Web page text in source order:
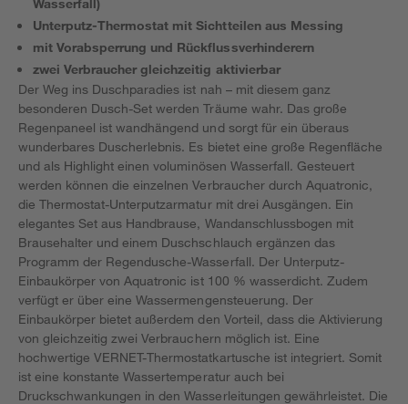
Wasserfall)
Unterputz-Thermostat mit Sichtteilen aus Messing
mit Vorabsperrung und Rückflussverhinderern
zwei Verbraucher gleichzeitig aktivierbar
Der Weg ins Duschparadies ist nah – mit diesem ganz
besonderen Dusch-Set werden Träume wahr. Das große
Regenpaneel ist wandhängend und sorgt für ein überaus
wunderbares Duscherlebnis. Es bietet eine große Regenfläche
und als Highlight einen voluminösen Wasserfall. Gesteuert
werden können die einzelnen Verbraucher durch Aquatronic,
die Thermostat-Unterputzarmatur mit drei Ausgängen. Ein
elegantes Set aus Handbrause, Wandanschlussbogen mit
Brausehalter und einem Duschschlauch ergänzen das
Programm der Regendusche-Wasserfall. Der Unterputz-
Einbaukörper von Aquatronic ist 100 % wasserdicht. Zudem
verfügt er über eine Wassermengensteuerung. Der
Einbaukörper bietet außerdem den Vorteil, dass die Aktivierung
von gleichzeitig zwei Verbrauchern möglich ist. Eine
hochwertige VERNET-Thermostatkartusche ist integriert. Somit
ist eine konstante Wassertemperatur auch bei
Druckschwankungen in den Wasserleitungen gewährleistet. Die